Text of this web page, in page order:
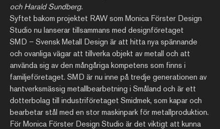
och Harald Sundberg.
Syftet bakom projektet RAW som Monica Förster Design
Studio nu lanserar tillsammans med designföretaget
SMD – Svensk Metall Design är att hitta nya spännande
och ovanliga vägar att tillverka objekt av metall och att
använda sig av den mångåriga kompetens som finns i
familjeföretaget. SMD är nu inne på tredje generationen av
hantverksmässig metallbearbetning i Småland och är ett
dotterbolag till industriföretaget Smidmek, som kapar och
bearbetar stål med en stor maskinpark för metallproduktion.
För Monica Förster Design Studio är det viktigt att kunna